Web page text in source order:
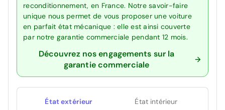
reconditionnement, en France. Notre savoir-faire
unique nous permet de vous proposer une voiture
en parfait état mécanique : elle est ainsi couverte
par notre garantie commerciale pendant 12 mois.
Découvrez nos engagements sur la
garantie commerciale
État extérieur État intérieur